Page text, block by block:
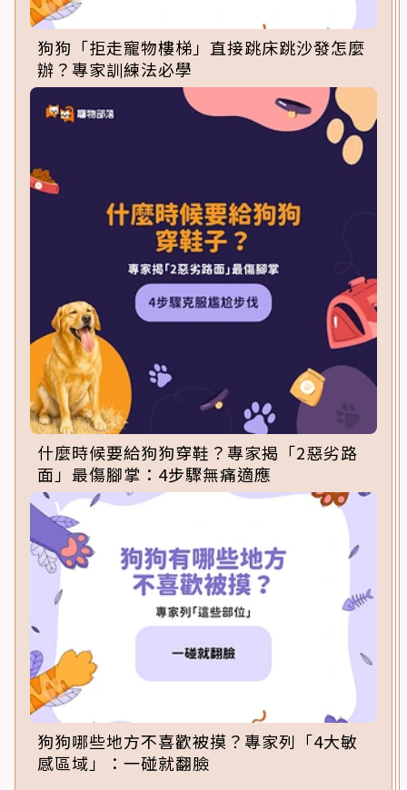
狗狗「拒走寵物樓梯」直接跳床跳沙發怎麼
辦？專家訓練法必學
什麼時候要給狗狗穿鞋？專家揭「2惡劣路
面」最傷腳掌：4步驟無痛適應
狗狗哪些地方不喜歡被摸？專家列「4大敏
感區域」：一碰就翻臉